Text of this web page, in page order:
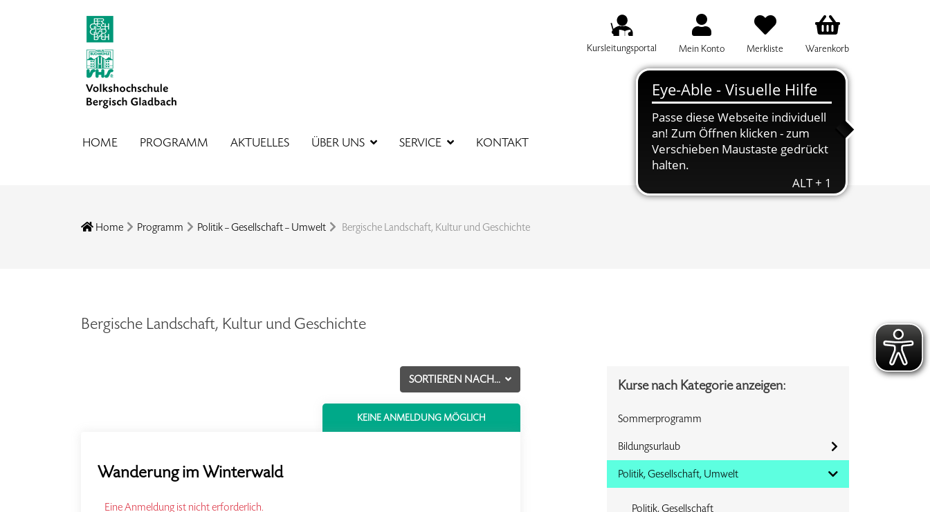
Kursleitungsportal Mein Konto Merkliste Warenkorb
HOME PROGRAMM AKTUELLES ÜBER UNS SERVICE KONTAKT
SUCHBEGRIFF FÜR DIE KURSSUCHE EINGEBEN
Home Programm Politik – Gesellschaft – Umwelt Bergische Landschaft, Kultur und Geschichte
Bergische Landschaft, Kultur und Geschichte
SORTIEREN NACH...
KEINE ANMELDUNG MÖGLICH
Wanderung im Winterwald
Eine Anmeldung ist nicht erforderlich.
Kurse nach Kategorie anzeigen:
Sommerprogramm
Bildungsurlaub
Politik, Gesellschaft, Umwelt
Politik, Gesellschaft